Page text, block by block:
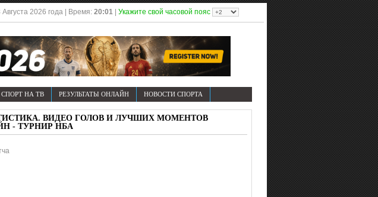
2026 года | Время: 20:01 | Укажите свой часовой пояс
СПОРТ НА ТВ РЕЗУЛЬТАТЫ ОНЛАЙН НОВОСТИ СПОРТА
ВИДЕО ГОЛОВ И ЛУЧШИХ МОМЕНТОВ
- ТУРНИР НБА